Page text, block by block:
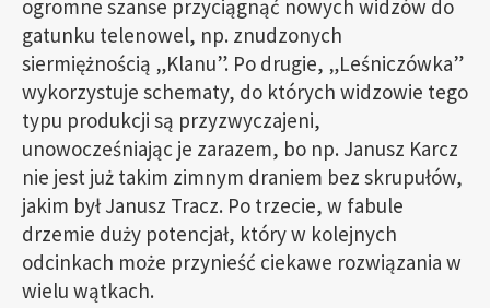
ogromne szanse przyciągnąć nowych widzów do
gatunku telenowel, np. znudzonych
siermiężnością „Klanu”. Po drugie, „Leśniczówka”
wykorzystuje schematy, do których widzowie tego
typu produkcji są przyzwyczajeni,
unowocześniając je zarazem, bo np. Janusz Karcz
nie jest już takim zimnym draniem bez skrupułów,
jakim był Janusz Tracz. Po trzecie, w fabule
drzemie duży potencjał, który w kolejnych
odcinkach może przynieść ciekawe rozwiązania w
wielu wątkach.